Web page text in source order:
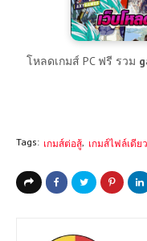
โหลดเกมส์ PC ฟรี รวม
Tags: เกมส์ต่อสู้ เกมส์ไฟล์เดียว